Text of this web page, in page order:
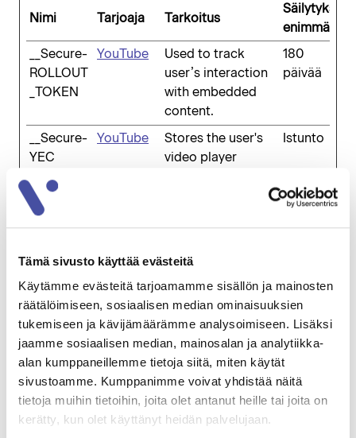
Tämä sivusto käyttää evästeitä
Käytämme evästeitä tarjoamamme sisällön ja mainosten
räätälöimiseen, sosiaalisen median ominaisuuksien
tukemiseen ja kävijämäärämme analysoimiseen. Lisäksi
jaamme sosiaalisen median, mainosalan ja analytiikka-
alan kumppaneillemme tietoja siitä, miten käytät
sivustoamme. Kumppanimme voivat yhdistää näitä
tietoja muihin tietoihin, joita olet antanut heille tai joita on
kerätty, kun olet käyttänyt heidän palvelujaan.
Nimi Tarjoaja Tarkoitus
Säilytyksen
__Secure-
ROLLOUT
_TOKEN
YouTube
Used to track
user’s interaction
with embedded
content.
180
päivää
__Secure-
YEC
YouTube
Stores the user's
video player
Istunto
YNID
user’s interaction
with embedded
content.
_fbp
Meta
Platforms,
Inc.
Used by Facebook
to deliver a series
of advertisement
products such as
real time bidding
from third party
3
kuukau
tta